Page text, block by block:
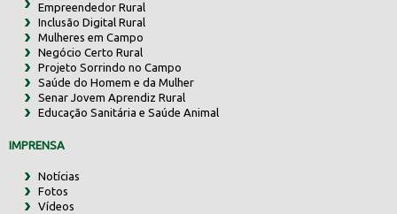
Empreendedor Rural
Inclusão Digital Rural
Mulheres em Campo
Negócio Certo Rural
Projeto Sorrindo no Campo
Saúde do Homem e da Mulher
Senar Jovem Aprendiz Rural
Educação Sanitária e Saúde Animal
IMPRENSA
Notícias
Fotos
Vídeos